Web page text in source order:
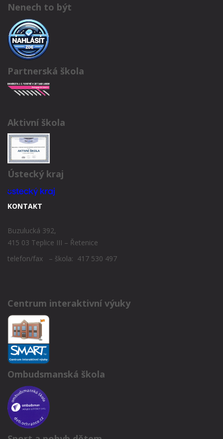
Nenech to být
Partnerská škola
Aktivní škola
Ústecký kraj
KONTAKT
Buzulucká 392,
415 03 Teplice III – Řetenice
telefon/fax – škola: 417 530 497
Centrum interaktivní výuky
Ombudsmanská škola